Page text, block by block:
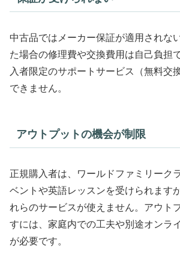
中古品ではメーカー保証が適用されな
た場合の修理費や交換費用は自己負担
入者限定のサポートサービス（無料交
できません。
アウトプットの機会が制限
正規購入者は、ワールドファミリーク
ベントや英語レッスンを受けられます
れらのサービスが使えません。アウト
すには、家庭内での工夫や別途オンラ
が必要です。